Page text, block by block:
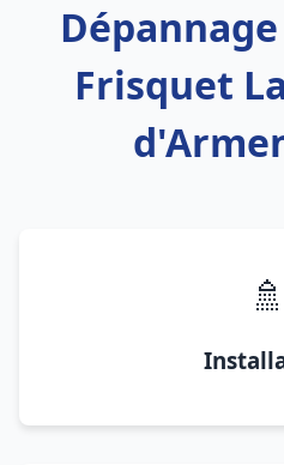
Frisquet
🚿